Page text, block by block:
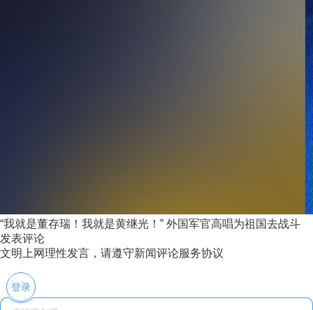
“我就是董存瑞！我就是黄继光！” 外国军官高唱为祖国去战斗
发表评论
文明上网理性发言，请遵守新闻评论服务协议
登录